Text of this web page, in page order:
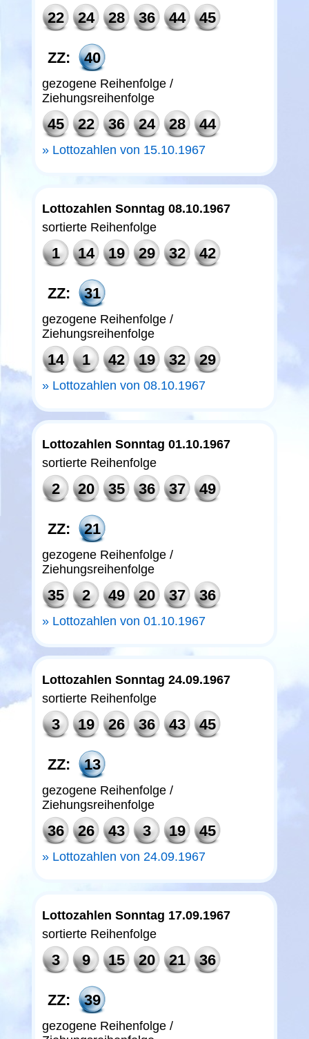
22 24 28 36 44 45
ZZ: 40
gezogene Reihenfolge /
Ziehungsreihenfolge
45 22 36 24 28 44
Lottozahlen von 15.10.1967
Lottozahlen Sonntag 08.10.1967
sortierte Reihenfolge
1 14 19 29 32 42
ZZ: 31
gezogene Reihenfolge /
Ziehungsreihenfolge
14 1 42 19 32 29
Lottozahlen von 08.10.1967
Lottozahlen Sonntag 01.10.1967
sortierte Reihenfolge
2 20 35 36 37 49
ZZ: 21
gezogene Reihenfolge /
Ziehungsreihenfolge
35 2 49 20 37 36
Lottozahlen von 01.10.1967
Lottozahlen Sonntag 24.09.1967
sortierte Reihenfolge
3 19 26 36 43 45
ZZ: 13
gezogene Reihenfolge /
Ziehungsreihenfolge
36 26 43 3 19 45
Lottozahlen von 24.09.1967
Lottozahlen Sonntag 17.09.1967
sortierte Reihenfolge
3 9 15 20 21 36
ZZ: 39
gezogene Reihenfolge /